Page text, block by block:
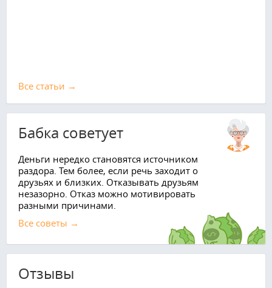
Все cтатьи →
Бабка советует
Деньги нередко становятся источником
раздора. Тем более, если речь заходит о
друзьях и близких. Отказывать друзьям
незазорно. Отказ можно мотивировать
разными причинами.
Все советы →
Отзывы